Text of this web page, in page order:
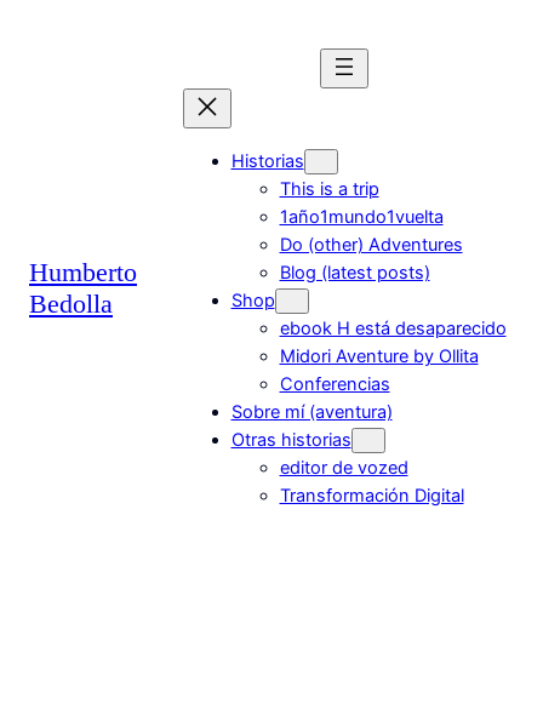
Humberto
Bedolla
Historias
This is a trip
1año1mundo1vuelta
Do (other) Adventures
Blog (latest posts)
Shop
ebook H está desaparecido
Midori Aventure by Ollita
Conferencias
Sobre mí (aventura)
Otras historias
editor de vozed
Transformación Digital